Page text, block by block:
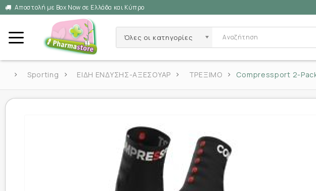
Αποστολή με Box Now σε Ελλάδα και Κύπρο
Όλες οι κατηγορίες
Sporting ΕΙΔΗ ΕΝΔΥΣΗΣ-ΑΞΕΣΟΥΑΡ ΤΡΕΞΙΜΟ Compressport 2-